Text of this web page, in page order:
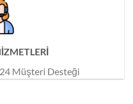
Müşteri Desteği